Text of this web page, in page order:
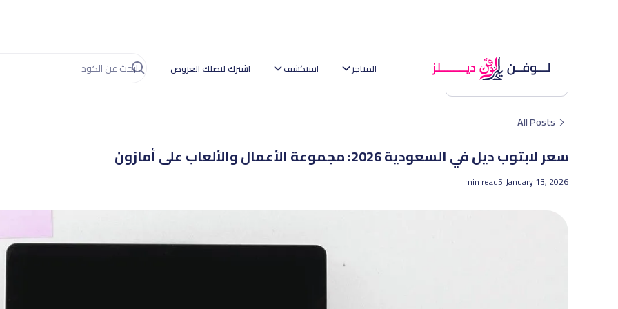
المتاجر استكشف اشترك لتصلك العروض
العودة إلى الصفحة الرئيسية
All Posts
سعر لابتوب ديل في السعودية 2026: مجموعة الأعمال والألعاب على أمازون
January 13, 2026
5
min read